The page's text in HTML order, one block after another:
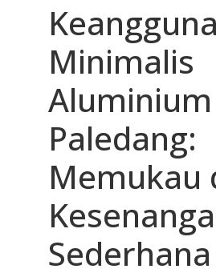
Minimalis
Paledang:
Memukau
Sederhana